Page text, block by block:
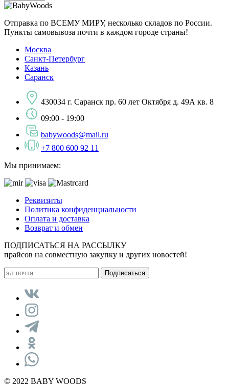
Отправка по ВСЕМУ МИРУ, несколько складов по России.
Пункты самовывоза почти в каждом городе страны!
Москва
Санкт-Петербург
Казань
Саранск
430034 г. Саранск пр. 60 лет Октября д. 49А кв. 8
09:00 - 19:00
babywoods@mail.ru
+7 800 600 92 11
Мы принимаем:
Реквизиты
Политика конфиденциальности
Оплата и доставка
Возврат и обмен
ПОДПИСАТЬСЯ НА РАССЫЛКУ
прайсов на совместную закупку и других новостей!
© 2022 BABY WOODS